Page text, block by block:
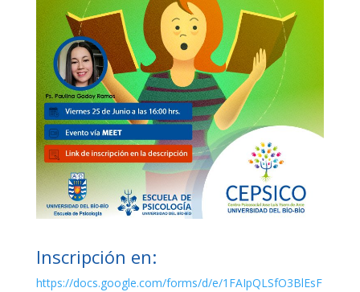
Inscripción en:
https://docs.google.com/forms/d/e/1FAIpQLSfO3BlEsF